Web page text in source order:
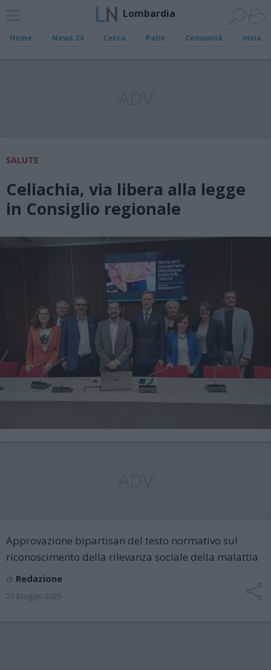
Lombardia
Home News 24 Cerca Palio Comunità Invia
SALUTE
Celiachia, via libera alla legge
in Consiglio regionale
Approvazione bipartisan del testo normativo sul
riconoscimento della rilevanza sociale della malattia
di Redazione
20 Maggio 2025